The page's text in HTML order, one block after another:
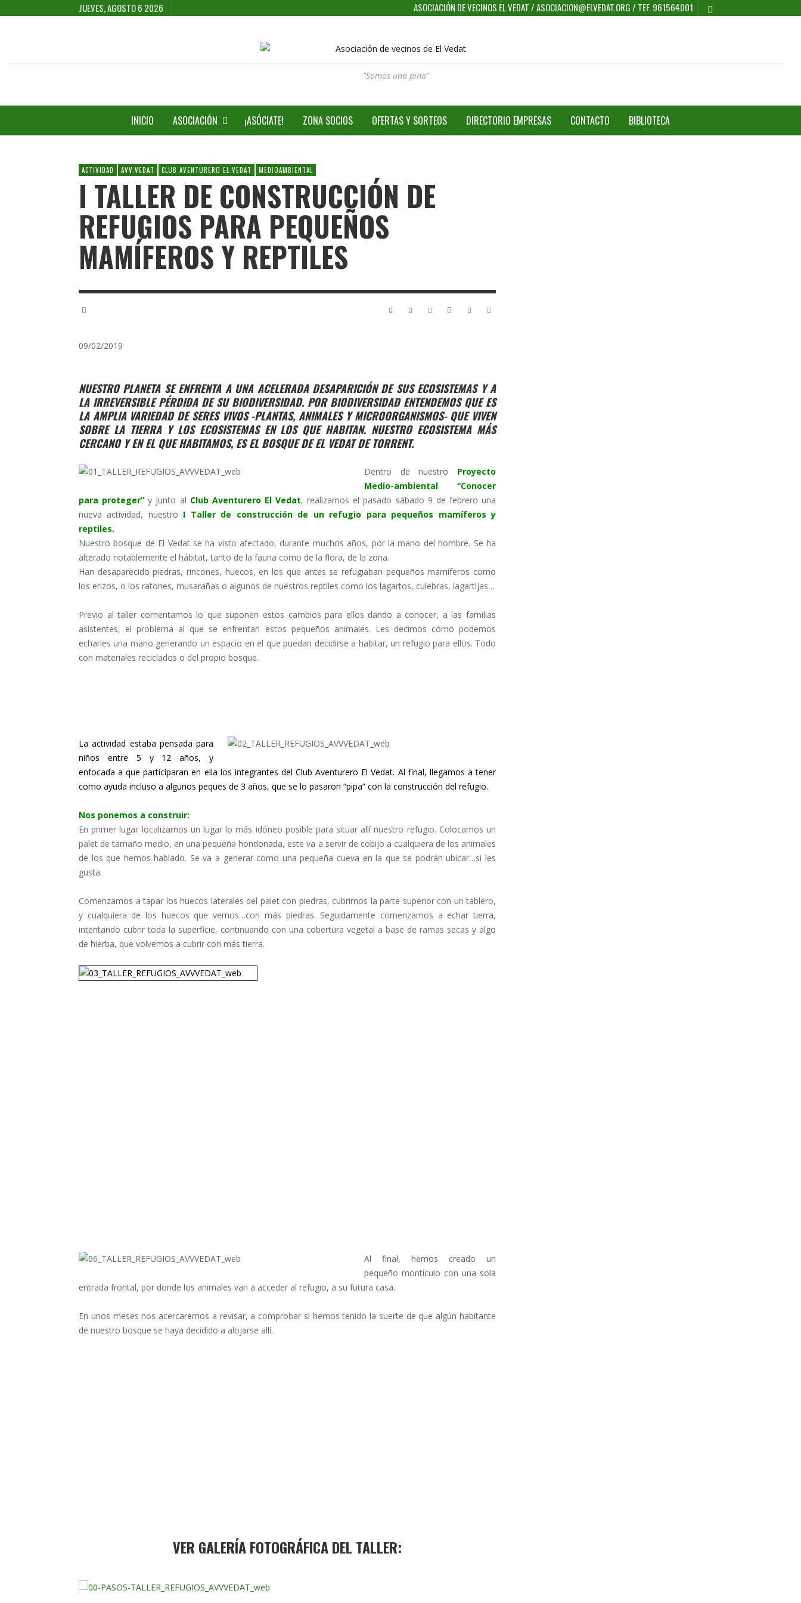
JUEVES, AGOSTO 6 2026 ASOCIACIÓN DE VECINOS EL VEDAT / ASOCIACION@ELVEDAT.ORG / TEF. 961564001
"Somos una piña"
INICIO ASOCIACIÓN ¡ASÓCIATE! ZONA SOCIOS OFERTAS Y SORTEOS DIRECTORIO EMPRESAS CONTACTO BIBLIOTECA
ACTIVIDAD AVV.VEDAT CLUB AVENTURERO EL VEDAT MEDIOAMBIENTAL
I TALLER DE CONSTRUCCIÓN DE
REFUGIOS PARA PEQUEÑOS
MAMÍFEROS Y REPTILES
09/02/2019
NUESTRO PLANETA SE ENFRENTA A UNA ACELERADA DESAPARICIÓN DE SUS ECOSISTEMAS Y A
LA IRREVERSIBLE PÉRDIDA DE SU BIODIVERSIDAD. POR BIODIVERSIDAD ENTENDEMOS QUE ES
LA AMPLIA VARIEDAD DE SERES VIVOS -PLANTAS, ANIMALES Y MICROORGANISMOS- QUE VIVEN
SOBRE LA TIERRA Y LOS ECOSISTEMAS EN LOS QUE HABITAN. NUESTRO ECOSISTEMA MÁS
CERCANO Y EN EL QUE HABITAMOS, ES EL BOSQUE DE EL VEDAT DE TORRENT.
Dentro de nuestro Proyecto
Medio-ambiental “Conocer
para proteger” y junto al Club Aventurero El Vedat, realizamos el pasado sábado 9 de febrero una
nueva actividad, nuestro I Taller de construcción de un refugio para pequeños mamíferos y
reptiles.
Nuestro bosque de El Vedat se ha visto afectado, durante muchos años, por la mano del hombre. Se ha
alterado notablemente el hábitat, tanto de la fauna como de la flora, de la zona.
Han desaparecido piedras, rincones, huecos, en los que antes se refugiaban pequeños mamíferos como
los erizos, o los ratones, musarañas o algunos de nuestros reptiles como los lagartos, culebras, lagartijas…
Previo al taller comentamos lo que suponen estos cambios para ellos dando a conocer, a las familias
asistentes, el problema al que se enfrentan estos pequeños animales. Les decimos cómo podemos
echarles una mano generando un espacio en el que puedan decidirse a habitar, un refugio para ellos. Todo
con materiales reciclados o del propio bosque.
La actividad estaba pensada para
niños entre 5 y 12 años, y
enfocada a que participaran en ella los integrantes del Club Aventurero El Vedat. Al final, llegamos a tener
como ayuda incluso a algunos peques de 3 años, que se lo pasaron “pipa” con la construcción del refugio.
Nos ponemos a construir:
En primer lugar localizamos un lugar lo más idóneo posible para situar allí nuestro refugio. Colocamos un
palet de tamaño medio, en una pequeña hondonada, este va a servir de cobijo a cualquiera de los animales
de los que hemos hablado. Se va a generar como una pequeña cueva en la que se podrán ubicar…si les
gusta.
Comenzamos a tapar los huecos laterales del palet con piedras, cubrimos la parte superior con un tablero,
y cualquiera de los huecos que vemos…con más piedras. Seguidamente comenzamos a echar tierra,
intentando cubrir toda la superficie, continuando con una cobertura vegetal a base de ramas secas y algo
de hierba, que volvemos a cubrir con más tierra.
Al final, hemos creado un
pequeño montículo con una sola
entrada frontal, por donde los animales van a acceder al refugio, a su futura casa.
En unos meses nos acercaremos a revisar, a comprobar si hemos tenido la suerte de que algún habitante
de nuestro bosque se haya decidido a alojarse allí.
VER GALERÍA FOTOGRÁFICA DEL TALLER: